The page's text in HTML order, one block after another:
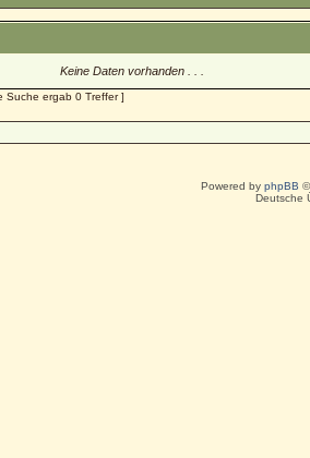
Keine Daten vorhanden . . .
Suche ergab 0 Treffer ]
Powered by phpBB
Deutsche